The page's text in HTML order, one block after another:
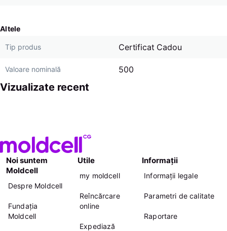
Altele
Tip produs Certificat Cadou
Valoare nominală 500
Vizualizate recent
Noi suntem
Moldcell
Despre Moldcell
Fundația
Moldcell
Utile
my moldcell
Reîncărcare
online
Expediază
Informații
Informații legale
Parametri de calitate
Raportare